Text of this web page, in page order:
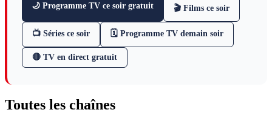
🌙 Programme TV ce soir gratuit 🎬 Films ce soir
📺 Séries ce soir 🗓 Programme TV demain soir
🔴 TV en direct gratuit
Toutes les chaînes